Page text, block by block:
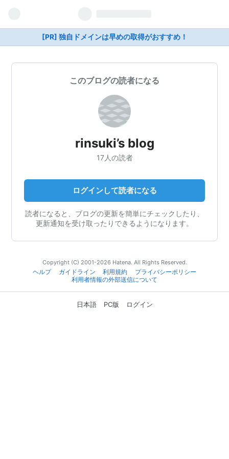
[PR] 独自ドメインは早めの取得がおすすめ！
このブログの読者になる
rinsuki’s blog
17人の読者
ログインして読者になる
読者になると、ブログの更新を簡単にチェックしたり、
更新通知を受け取ったりできるようになります。
Copyright (C) 2001-2026 Hatena. All Rights Reserved.
ヘルプ
ガイドライン 利用規約
プライバシーポリシー
利用者情報の外部送信について
日本語 PC版 ログイン